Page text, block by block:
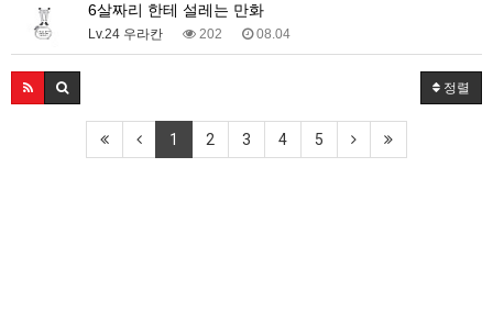
6살짜리 한테 설레는 만화
Lv.24 우라칸 202 08.04
정렬
1 2 3 4 5